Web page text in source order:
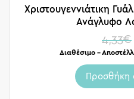
Χριστουγεννιάτικη
Ανάγλυφο
4,33€
Διαθέσιμο –
Προσθήκη